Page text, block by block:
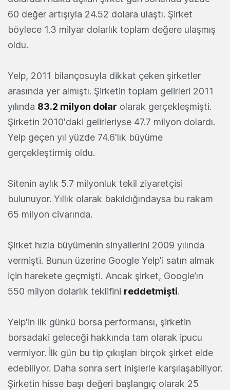
60 değer artışıyla 24.52 dolara ulaştı. Şirket
böylece 1.3 milyar dolarlık toplam değere ulaşmış
oldu.
Yelp, 2011 bilançosuyla dikkat çeken şirketler
arasında yer almıştı. Şirketin toplam gelirleri 2011
yılında 83.2 milyon dolar olarak gerçekleşmişti.
Şirketin 2010'daki gelirleriyse 47.7 milyon dolardı.
Yelp geçen yıl yüzde 74.6'lık büyüme
gerçekleştirmiş oldu.
Sitenin aylık 5.7 milyonluk tekil ziyaretçisi
bulunuyor. Yıllık olarak bakıldığındaysa bu rakam
65 milyon civarında.
Şirket hızla büyümenin sinyallerini 2009 yılında
vermişti. Bunun üzerine Google Yelp'i satın almak
için harekete geçmişti. Ancak şirket, Google’ın
550 milyon dolarlık teklifini reddetmişti.
Yelp'in ilk günkü borsa performansı, şirketin
borsadaki geleceği hakkında tam olarak ipucu
vermiyor. İlk gün bu tip çıkışları birçok şirket elde
edebiliyor. Daha sonra sert inişlerle karşılaşabiliyor.
Şirketin hisse başı değeri başlangıç olarak 25